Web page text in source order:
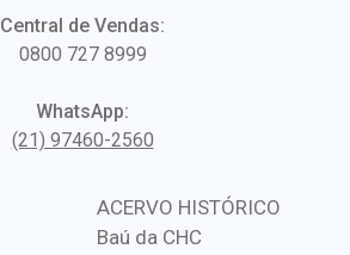
Central de Vendas:
0800 727 8999
WhatsApp:
(21) 97460-2560
ACERVO HISTÓRICO
Baú da CHC